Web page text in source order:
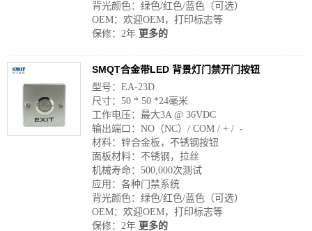
背光颜色：绿色/红色/蓝色（可选）
OEM：欢迎OEM，打印标志等
保修：2年 更多的
SMQT合金带LED 背景灯门禁开门按钮
型号：EA-23D
尺寸：50 * 50 *24毫米
工作电压：最大3A @ 36VDC
输出端口：NO（NC）/ COM / + / -
材料：锌合金板，不锈钢按钮
面板材料：不锈钢，拉丝
机械寿命：500,000次测试
应用：各种门禁系统
背光颜色：绿色/红色/蓝色（可选）
OEM：欢迎OEM，打印标志等
保修：2年 更多的